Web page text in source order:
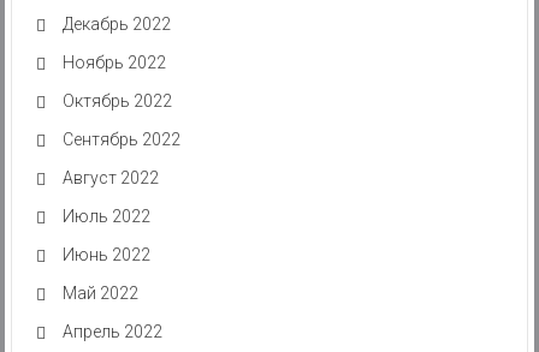
Декабрь 2022
Ноябрь 2022
Октябрь 2022
Сентябрь 2022
Август 2022
Июль 2022
Июнь 2022
Май 2022
Апрель 2022